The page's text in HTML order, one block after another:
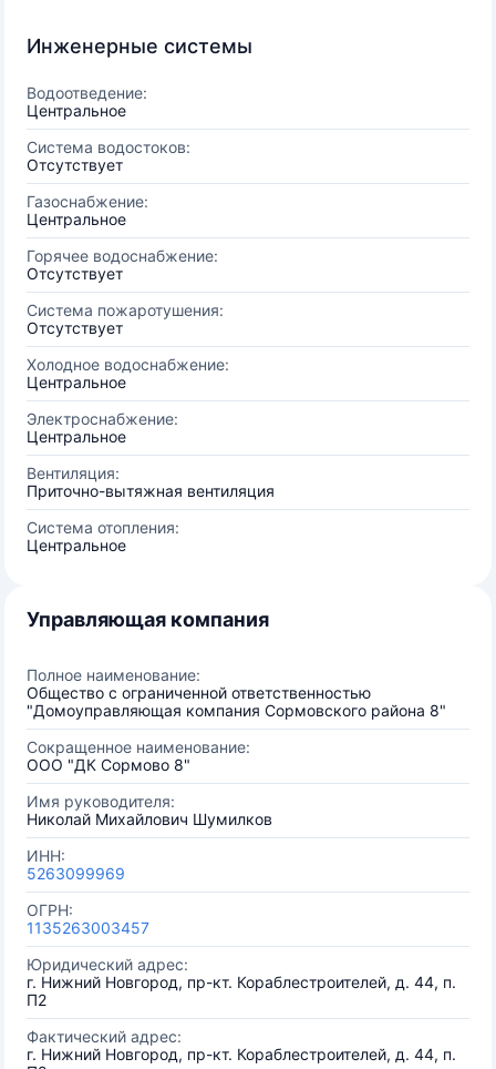
Инженерные системы
Водоотведение:
Центральное
Система водостоков:
Отсутствует
Газоснабжение:
Центральное
Горячее водоснабжение:
Отсутствует
Система пожаротушения:
Отсутствует
Холодное водоснабжение:
Центральное
Электроснабжение:
Центральное
Вентиляция:
Приточно-вытяжная вентиляция
Система отопления:
Центральное
Управляющая компания
Полное наименование:
Общество с ограниченной ответственностью
"Домоуправляющая компания Сормовского района 8"
Сокращенное наименование:
ООО "ДК Сормово 8"
Имя руководителя:
Николай Михайлович Шумилков
ИНН:
5263099969
ОГРН:
1135263003457
Юридический адрес:
г. Нижний Новгород, пр-кт. Кораблестроителей, д. 44, п.
П2
Фактический адрес:
г. Нижний Новгород, пр-кт. Кораблестроителей, д. 44, п.